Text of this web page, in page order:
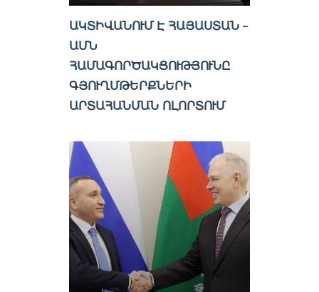
ԱԿՏԻՎԱՆՈՒՄ Է ՀԱՅԱՍՏԱՆ –
ԱՄՆ
ՀԱՄԱԳՈՐԾԱԿՑՈՒԹՅՈՒՆԸ
ԳՅՈՒՂՄԹԵՐՔՆԵՐԻ
ԱՐՏԱՀԱՆՄԱՆ ՈԼՈՐՏՈՒՄ